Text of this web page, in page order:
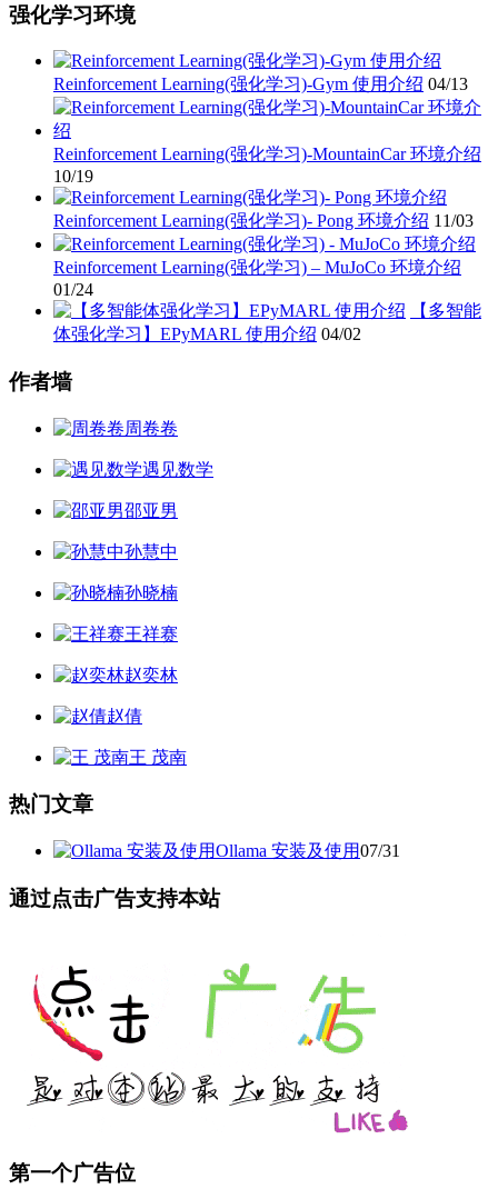
强化学习环境
Reinforcement Learning(强化学习)-Gym 使用介绍 04/13
Reinforcement Learning(强化学习)-MountainCar 环境介绍
10/19
Reinforcement Learning(强化学习)- Pong 环境介绍 11/03
Reinforcement Learning(强化学习) – MuJoCo 环境介绍
01/24
【多智能
体强化学习】EPyMARL 使用介绍 04/02
作者墙
周卷卷
遇见数学
邵亚男
孙慧中
孙晓楠
王祥赛
赵奕林
赵倩
王 茂南
热门文章
Ollama 安装及使用07/31
通过点击广告支持本站
第一个广告位